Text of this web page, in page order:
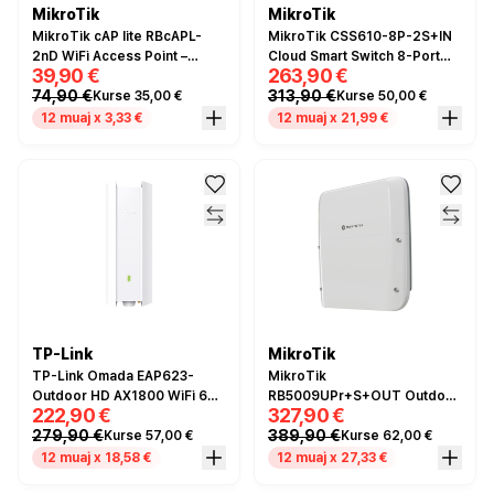
MikroTik
MikroTik cAP lite RBcAPL-
2nD WiFi Access Point –
2.4GHz 300Mbps PoE
39,90 €
74,90 €Kurse 35,00 €
12 muaj x 3,33 €
MikroTik
MikroTik CSS610-8P-2S+IN
Cloud Smart Switch 8-Port
Gigabit PoE+ 2x SFP+ 140W
263,90 €
313,90 €Kurse 50,00 €
12 muaj x 21,99 €
TP-Link
TP-Link Omada EAP623-
Outdoor HD AX1800 WiFi 6
Outdoor Access Point – Dual
Band 2.4GHz 574Mbps +
5GHz 1201Mbps, 1x Gigabit
222,90 €
279,90 €Kurse 57,00 €
12 muaj x 18,58 €
MikroTik
MikroTik
RB5009UPr+S+OUT Outdoor
Router – 7x Gigabit PoE, 1x
2.5G PoE, 10G SFP+
327,90 €
389,90 €Kurse 62,00 €
12 muaj x 27,33 €